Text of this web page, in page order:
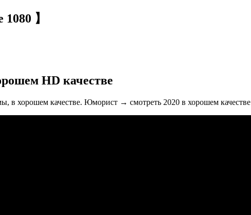
】
HD качестве
в хорошем качестве. Юморист → смотреть 2020 в хорошем качестве